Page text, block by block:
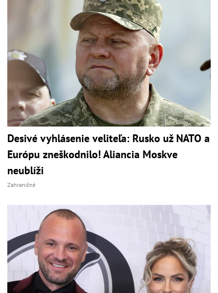
Desivé vyhlásenie veliteľa: Rusko už NATO a
Európu zneškodnilo! Aliancia Moskve
neublíži
Zahraničné